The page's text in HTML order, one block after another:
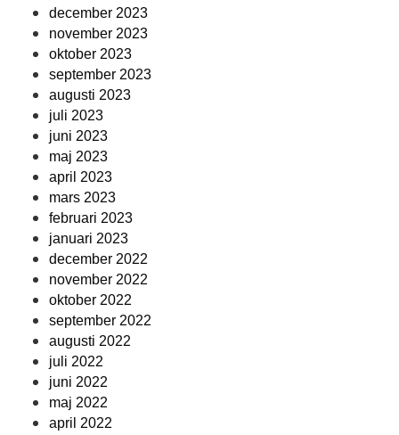
december 2023
november 2023
oktober 2023
september 2023
augusti 2023
juli 2023
juni 2023
maj 2023
april 2023
mars 2023
februari 2023
januari 2023
december 2022
november 2022
oktober 2022
september 2022
augusti 2022
juli 2022
juni 2022
maj 2022
april 2022